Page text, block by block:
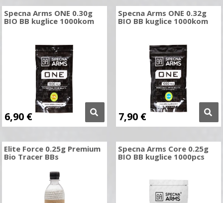
Specna Arms ONE 0.30g
BIO BB kuglice 1000kom
6,90 €
Specna Arms ONE 0.32g
BIO BB kuglice 1000kom
7,90 €
Elite Force 0.25g Premium
Bio Tracer BBs
Specna Arms Core 0.25g
BIO BB kuglice 1000pcs